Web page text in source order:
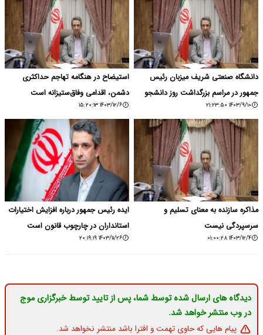
دانشگاه صنعتی شریف میزبان رئیس
جمهور در مراسم بزرگداشت روز دانشجو
۱۴۰۳/۹/۱۰ ۲۱:۲۳:۵۰
استیضاح در هنگامه تهاجم حداکثری
دشمن، اقدامی وفاق‌ستیزانه است
۱۴۰۳/۱۲/۶ ۱۵:۲۰:۱۳
مذاکره سازنده به معنای تسلیم و
سرسپردگی نیست
۱۴۰۳/۱۲/۴ ۰۱:۰۰:۲۸
ایده رئیس جمهور درباره افزایش اختیارات
استانداران در چارچوب قانون است
۱۴۰۳/۱۱/۲۶ ۲۰:۱۹:۱۹
دیدگاه های ارسال شده توسط شما، پس از تایید توسط خبرگزاری موج
در وب منتشر خواهد شد.
پیام هایی که حاوی تهمت و افترا باشد منتشر نخواهد شد.